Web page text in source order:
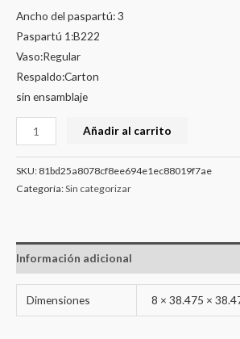
Ancho del paspartú: 3
Paspartú 1:B222
Vaso:Regular
Respaldo:Carton
sin ensamblaje
Añadir al carrito
SKU:81bd25a8078cf8ee694e1ec88019f7ae
Categoría:Sin categorizar
Información adicional
Dimensiones 8 × 38.475 ×